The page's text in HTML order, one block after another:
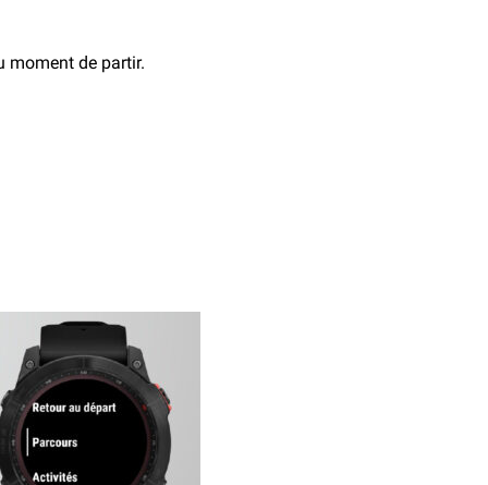
moment de partir.